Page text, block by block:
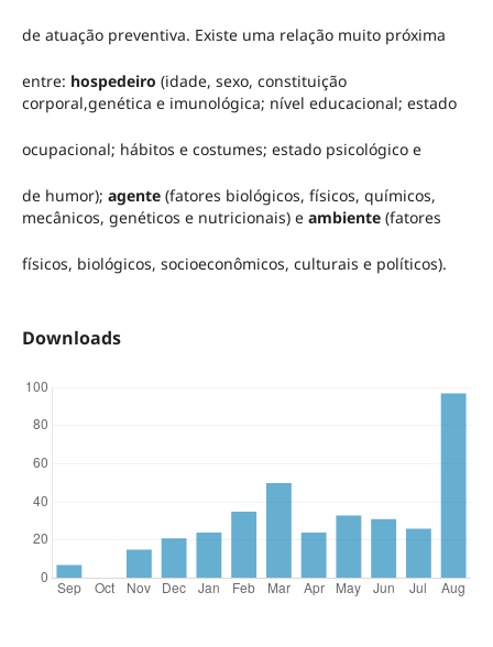
de atuação preventiva. Existe uma relação muito próxima
entre: hospedeiro (idade, sexo, constituição
corporal,genética e imunológica; nível educacional; estado
ocupacional; hábitos e costumes; estado psicológico e
de humor); agente (fatores biológicos, físicos, químicos,
mecânicos, genéticos e nutricionais) e ambiente (fatores
físicos, biológicos, socioeconômicos, culturais e políticos).
Downloads